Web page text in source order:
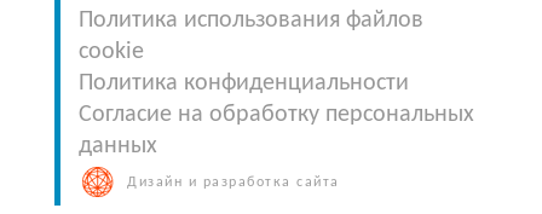
Политика использования файлов
cookie
Политика конфиденциальности
Согласие на обработку персональных
данных
Дизайн и разработка сайта